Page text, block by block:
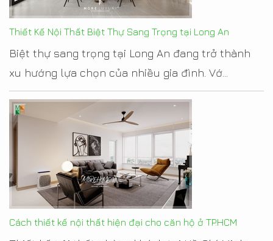
Thiết Kế Nội Thất Biệt Thự Sang Trọng tại Long An
Biệt thự sang trọng tại Long An đang trở thành
xu hướng lựa chọn của nhiều gia đình. Vớ...
Cách thiết kế nội thất hiện đại cho căn hộ ở TP.HCM